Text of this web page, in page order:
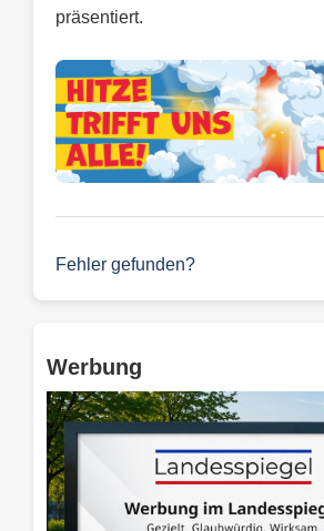
präsentiert.
Fehler gefunden?
Werbung